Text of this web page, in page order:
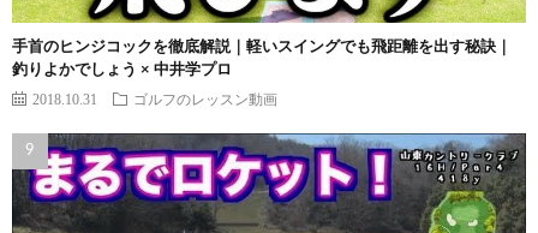
手首のヒンジコックを徹底解説｜軽いスイングでも飛距離を出す秘訣｜
釣りよかでしょう × 中井学プロ
2018.10.31 ゴルフのレッスン動画